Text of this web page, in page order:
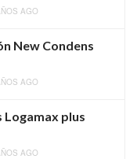
AGO
New Condens
AGO
Logamax plus
AGO